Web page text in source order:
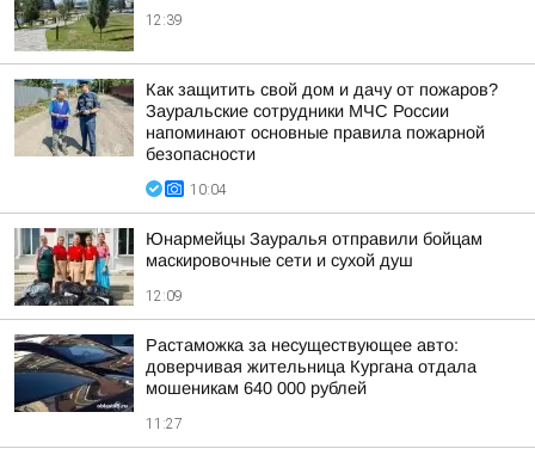
12:39
Как защитить свой дом и дачу от пожаров?
Зауральские сотрудники МЧС России
напоминают основные правила пожарной
безопасности
10:04
Юнармейцы Зауралья отправили бойцам
маскировочные сети и сухой душ
12:09
Растаможка за несуществующее авто:
доверчивая жительница Кургана отдала
мошеникам 640 000 рублей
11:27